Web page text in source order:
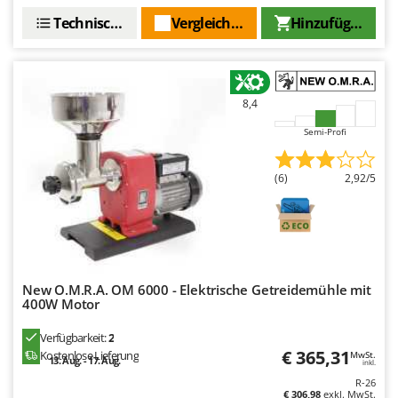
Spring Protezione
Stanley
Stiga
Stocker
Sunseeker
Tecla
TecnoGen
Telwin
Tenco
Tineco
Hinzufügen
Vergleichen Sie
Technische Daten
8,4
Semi-Profi
(6) 2,92/5
New O.M.R.A. OM 6000 - Elektrische Getreidemühle mit
400W Motor
Verfügbarkeit:2
Kostenlose Lieferung
13. Aug. - 17. Aug. € 365,31 MwSt.
inkl.
R-26
€ 306,98 exkl. MwSt.